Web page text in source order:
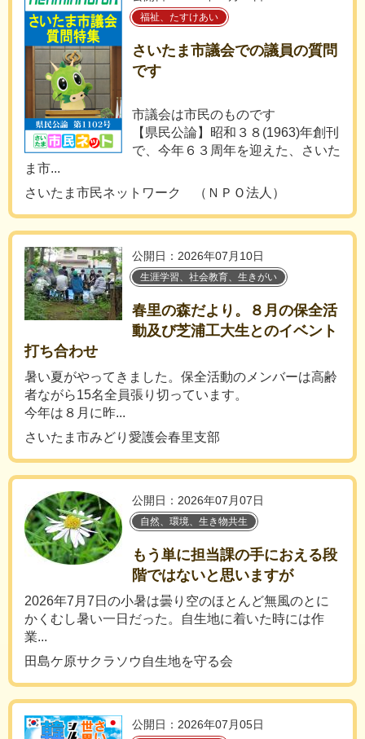
福祉、たすけあい
さいたま市議会での議員の質問
です
市議会は市民のものです
【県民公論】昭和３８(1963)年創刊
で、今年６３周年を迎えた、さいた
ま市...
さいたま市民ネットワーク （ＮＰＯ法人）
公開日：2026年07月10日
生涯学習、社会教育、生きがい
春里の森だより。８月の保全活
動及び芝浦工大生とのイベント
打ち合わせ
暑い夏がやってきました。保全活動のメンバーは高齢
者ながら15名全員張り切っています。
今年は８月に昨...
さいたま市みどり愛護会春里支部
公開日：2026年07月07日
自然、環境、生き物共生
もう単に担当課の手におえる段
階ではないと思いますが
2026年7月7日の小暑は曇り空のほとんど無風のとに
かくむし暑い一日だった。自生地に着いた時には作
業...
田島ケ原サクラソウ自生地を守る会
公開日：2026年07月05日